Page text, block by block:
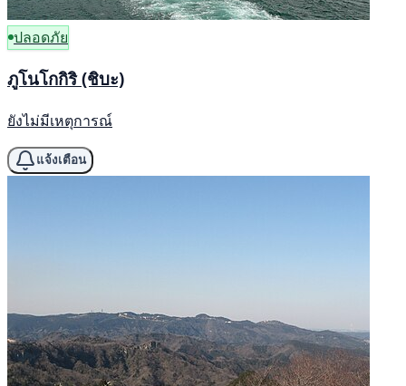
ปลอดภัย
ภูโนโกกิริ (ชิบะ)
ยังไม่มีเหตุการณ์
แจ้งเตือน